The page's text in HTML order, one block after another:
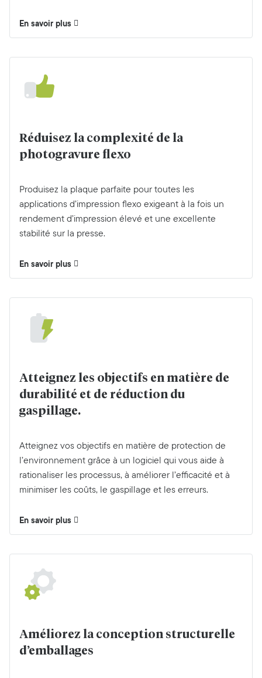
En savoir plus
Réduisez la complexité de la
photogravure flexo
Produisez la plaque parfaite pour toutes les
applications d’impression flexo exigeant à la fois un
rendement d’impression élevé et une excellente
stabilité sur la presse.
En savoir plus
Atteignez les objectifs en matière de
durabilité et de réduction du
gaspillage.
Atteignez vos objectifs en matière de protection de
l’environnement grâce à un logiciel qui vous aide à
rationaliser les processus, à améliorer l’efficacité et à
minimiser les coûts, le gaspillage et les erreurs.
En savoir plus
Améliorez la conception structurelle
d’emballages